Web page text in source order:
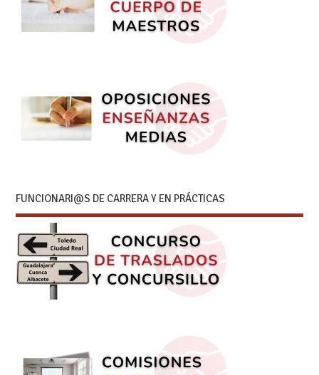
FUNCIONARI@S DE CARRERA Y EN PRÁCTICAS